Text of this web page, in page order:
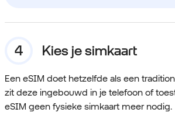
Kies je simkaart
Een eSIM doet hetzelfde als een
zit deze ingebouwd in je telefoon of
eSIM geen fysieke simkaart meer nodig.